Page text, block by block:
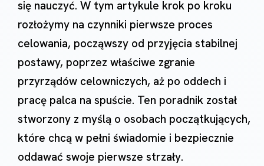
się nauczyć. W tym artykule krok po kroku
rozłożymy na czynniki pierwsze proces
celowania, począwszy od przyjęcia stabilnej
postawy, poprzez właściwe zgranie
przyrządów celowniczych, aż po oddech i
pracę palca na spuście. Ten poradnik został
stworzony z myślą o osobach początkujących,
które chcą w pełni świadomie i bezpiecznie
oddawać swoje pierwsze strzały.